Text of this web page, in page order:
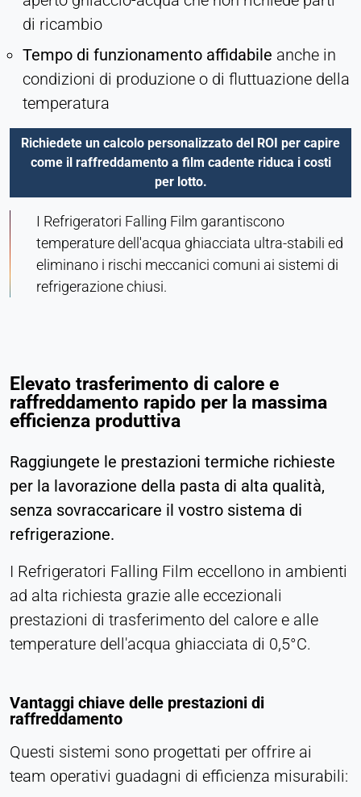
di ricambio
Tempo di funzionamento affidabile anche in
condizioni di produzione o di fluttuazione della
temperatura
Richiedete un calcolo personalizzato del ROI per capire
come il raffreddamento a film cadente riduca i costi
per lotto.
I Refrigeratori Falling Film garantiscono
temperature dell'acqua ghiacciata ultra-stabili ed
eliminano i rischi meccanici comuni ai sistemi di
refrigerazione chiusi.
Elevato trasferimento di calore e
raffreddamento rapido per la massima
efficienza produttiva
Raggiungete le prestazioni termiche richieste
per la lavorazione della pasta di alta qualità,
senza sovraccaricare il vostro sistema di
refrigerazione.
I Refrigeratori Falling Film eccellono in ambienti
ad alta richiesta grazie alle eccezionali
prestazioni di trasferimento del calore e alle
temperature dell'acqua ghiacciata di 0,5°C.
Vantaggi chiave delle prestazioni di
raffreddamento
Questi sistemi sono progettati per offrire ai
team operativi guadagni di efficienza misurabili:
come ad esempio i video. In caso di attivazione, i
Vimeo
Name:
vuid, player
Provider:
Contenuti video incorporati
Cookie duration:
Sessione - 2 anni